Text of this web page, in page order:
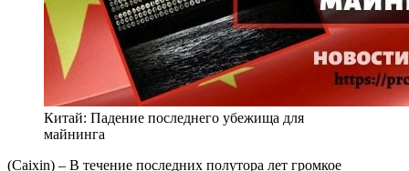
Китай: Падение последнего убежища для
майнинга
(Caixin) – В течение последних полутора лет громкое